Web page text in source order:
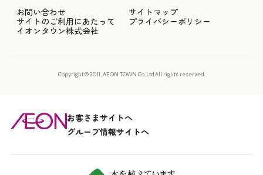
お問い合わせ
サイトマップ
サイトのご利用にあたって
プライバシーポリシー
イオンタウン株式会社
Copyright © 2011, AEON TOWN Co.,Ltd.All rights reserved.
お客さまサイトへ
グループ情報サイトへ